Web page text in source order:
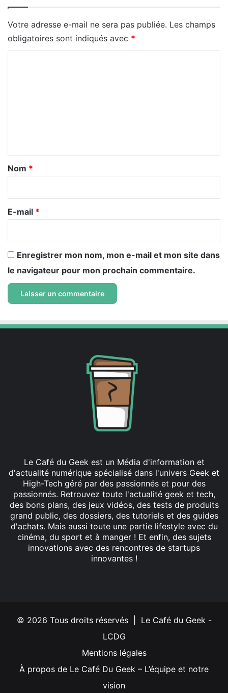
Votre adresse e-mail ne sera pas publiée. Les champs
obligatoires sont indiqués avec *
a
e
Nom *
E-mail *
Enregistrer mon nom, mon e-mail et mon site dans
le navigateur pour mon prochain commentaire.
Le Café du Geek est un Média d'information et
d'actualité numérique spécialisé dans l'univers Geek et
High-Tech géré par des passionnés et pour des
passionnés. Retrouvez toute l'actualité geek et tech,
des bons plans, des jeux vidéos, des tests de produits
grand public, des dossiers, des tutoriels et des guides
d'achats. Mais aussi toute une partie lifestyle avec du
cinéma, du sport et à manger ! Et enfin, des sujets
innovations avec des rencontres de startups
innovantes !
© 2026 Tous droits réservés | Le Café du Geek -
LCDG
Mentions légales
À propos de Le Café Du Geek – L’équipe et notre
vision